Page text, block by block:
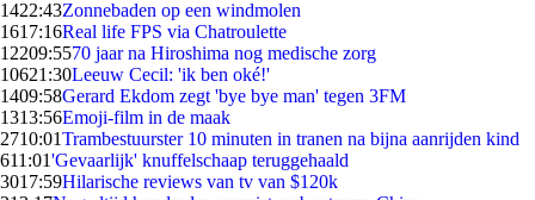
1422:43Zonnebaden op een windmolen
1617:16Real life FPS via Chatroulette
12209:5570 jaar na Hiroshima nog medische zorg
10621:30Leeuw Cecil: 'ik ben oké!'
1409:58Gerard Ekdom zegt 'bye bye man' tegen 3FM
1313:56Emoji-film in de maak
2710:01Trambestuurster 10 minuten in tranen na bijna aanrijden kind
611:01'Gevaarlijk' knuffelschaap teruggehaald
3017:59Hilarische reviews van tv van $120k